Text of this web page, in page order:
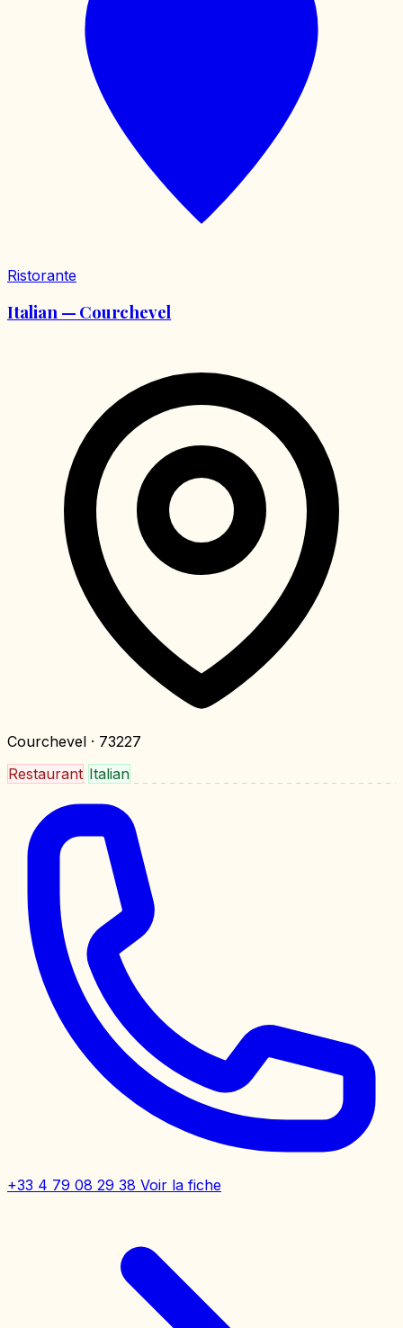
Ristorante
Italian — Courchevel
Courchevel · 73227
Restaurant Italian
+33 4 79 08 29 38 Voir la fiche